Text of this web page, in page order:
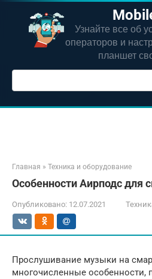
Перейти
контенту
Узнайте все об
операторов и
планшет
Поиск:
Главная » Техника и оборудование
Особенности Аирподс для
Опубликовано: 12.07.2021
Прослушивание музыки на
многочисленные особенности,